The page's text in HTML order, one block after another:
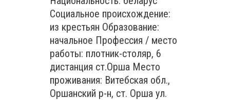
Социальное происхождение:
из крестьян Образование:
начальное Профессия / место
работы: плотник-столяр, 6
дистанция ст.Орша Место
проживания: Витебская обл.,
Оршанский р-н, ст. Орша ул.